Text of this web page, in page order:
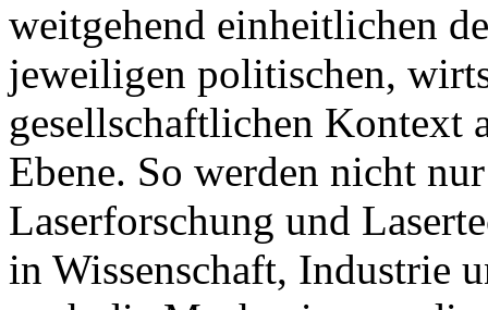
weitgehend einheitlichen
jeweiligen politischen,
gesellschaftlichen Kontext
Ebene. So werden nicht
Laserforschung und
in Wissenschaft, Industrie